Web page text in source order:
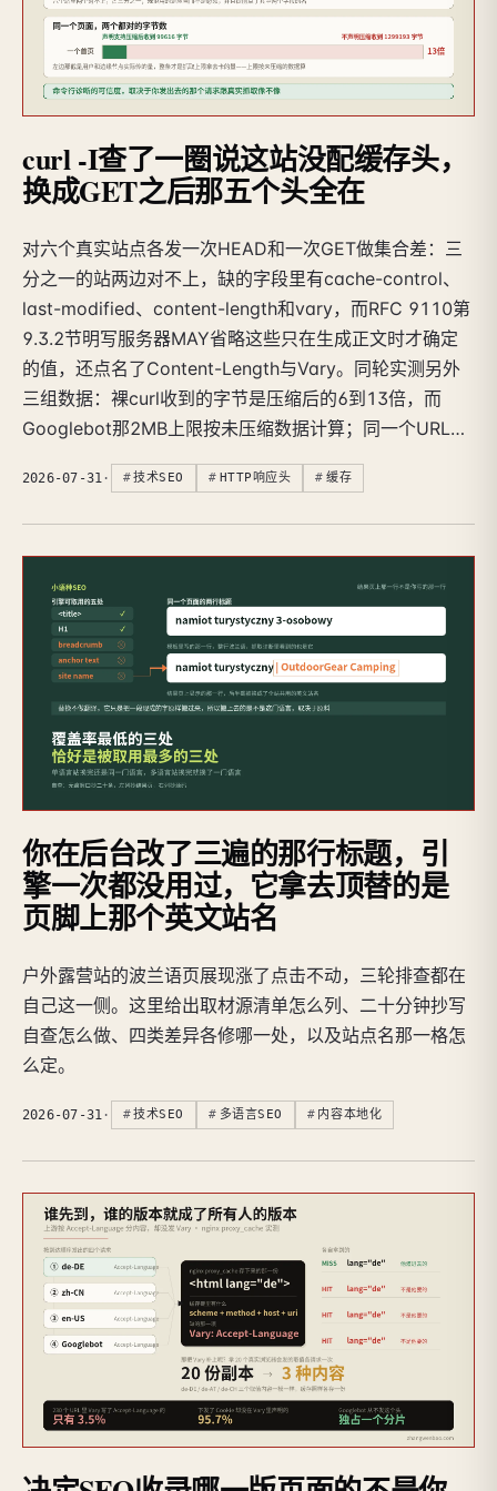
curl -I查了一圈说这站没配缓存头，
换成GET之后那五个头全在
对六个真实站点各发一次HEAD和一次GET做集合差：三
分之一的站两边对不上，缺的字段里有cache-control、
last-modified、content-length和vary，而RFC 9110第
9.3.2节明写服务器MAY省略这些只在生成正文时才确定
的值，还点名了Content-Length与Vary。同轮实测另外
三组数据：裸curl收到的字节是压缩后的6到13倍，而
Googlebot那2MB上限按未压缩数据计算；同一个URL…
2026-07-31 · 技术SEO HTTP响应头 缓存
你在后台改了三遍的那行标题，引
擎一次都没用过，它拿去顶替的是
页脚上那个英文站名
户外露营站的波兰语页展现涨了点击不动，三轮排查都在
自己这一侧。这里给出取材源清单怎么列、二十分钟抄写
自查怎么做、四类差异各修哪一处，以及站点名那一格怎
么定。
2026-07-31 · 技术SEO 多语言SEO 内容本地化